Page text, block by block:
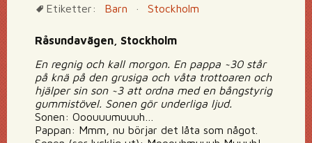
Etiketter:
Barn · Stockholm
Råsundavägen, Stockholm
En regnig och kall morgon. En pappa ~30 står
på knä på den grusiga och våta trottoaren och
hjälper sin son ~3 att ordna med en bångstyrig
gummistövel. Sonen gör underliga ljud.
Sonen: Ooouuumuuuh…
Pappan: Mmm, nu börjar det låta som något.